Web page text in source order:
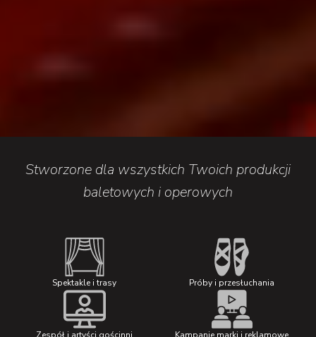
Stworzone dla wszystkich Twoich produkcji
baletowych i operowych
Spektakle i trasy Próby i przesłuchania
Zespół i artyści gościnni Kampanie marki i reklamowe